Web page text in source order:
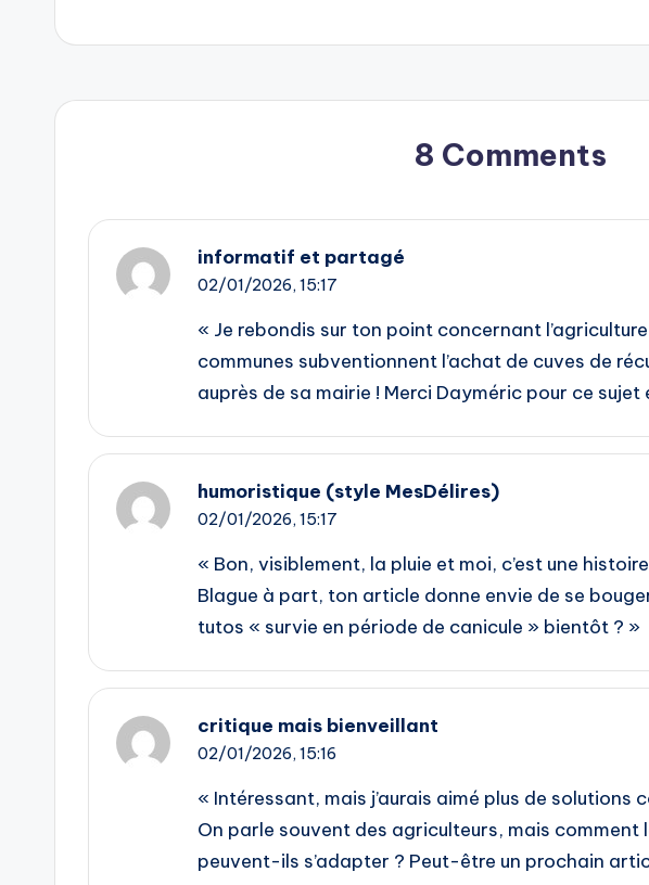
8 Comments
informatif et partagé
02/01/2026, 15:17
« Je rebondis sur ton point concernant
communes subventionnent l’achat de cuves de
auprès de sa mairie ! Merci Dayméric pour ce sujet
humoristique (style MesDélires)
02/01/2026, 15:17
« Bon, visiblement, la pluie et moi, c’est une
Blague à part, ton article donne envie de se
tutos « survie en période de canicule » bientôt ? »
critique mais bienveillant
02/01/2026, 15:16
« Intéressant, mais j’aurais aimé plus de solutions
On parle souvent des agriculteurs, mais comment
peuvent-ils s’adapter ? Peut-être un prochain